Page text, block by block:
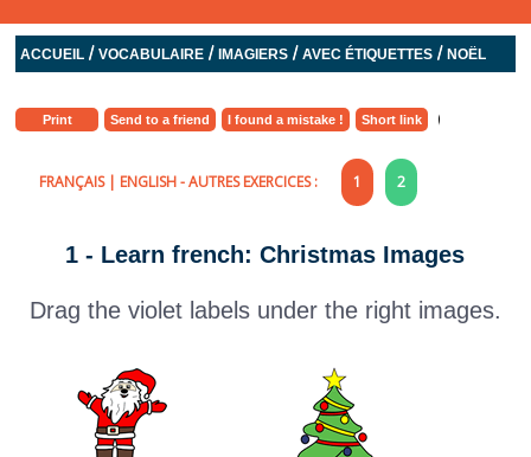
ACCUEIL /VOCABULAIRE / IMAGIERS /AVEC ÉTIQUETTES /NOËL
Print Send to a friend I found a mistake ! Short link
FRANÇAIS| ENGLISH- AUTRES EXERCICES : 1 2
1 - Learn french: Christmas Images
Drag the violet labels under the right images.